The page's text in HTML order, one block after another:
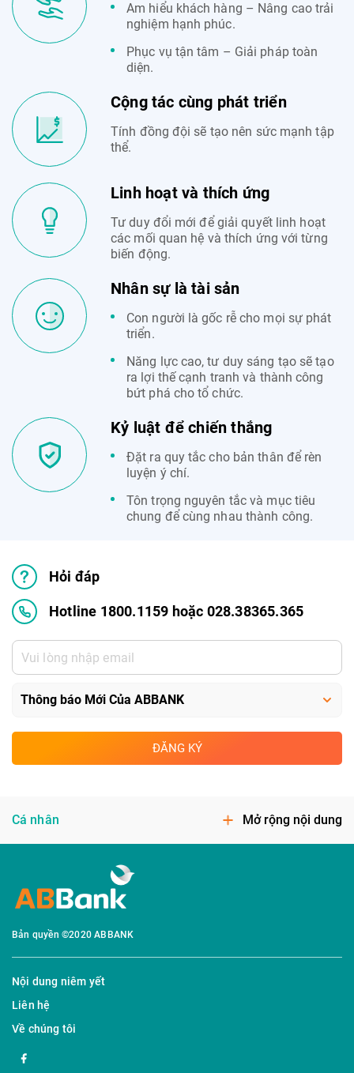
Am hiểu khách hàng – Nâng cao trải
nghiệm hạnh phúc.
Phục vụ tận tâm – Giải pháp toàn
diện.
Cộng tác cùng phát triển
Tính đồng đội sẽ tạo nên sức mạnh tập
thể.
Linh hoạt và thích ứng
Tư duy đổi mới để giải quyết linh hoạt
các mối quan hệ và thích ứng với từng
biến động.
Nhân sự là tài sản
Con người là gốc rễ cho mọi sự phát
triển.
Năng lực cao, tư duy sáng tạo sẽ tạo
ra lợi thế cạnh tranh và thành công
bứt phá cho tổ chức.
Kỷ luật để chiến thắng
Đặt ra quy tắc cho bản thân để rèn
luyện ý chí.
Tôn trọng nguyên tắc và mục tiêu
chung để cùng nhau thành công.
Hỏi đáp
Hotline 1800.1159 hoặc 028.38365.365
ĐĂNG KÝ
Cá nhân Mở rộng nội dung
Bản quyền ©2020 ABBANK
Nội dung niêm yết
Liên hệ
Về chúng tôi